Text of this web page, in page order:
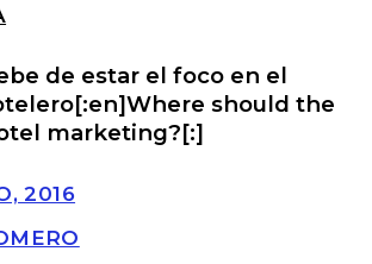
de estar el foco en el
should the
marketing?[:]
2016